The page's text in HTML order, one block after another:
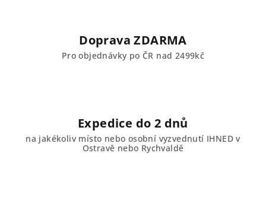
Doprava ZDARMA
Pro objednávky po ČR nad 2499kč
Expedice do 2 dnů
na jakékoliv místo nebo osobní vyzvednutí IHNED v
Ostravě nebo Rychvaldě